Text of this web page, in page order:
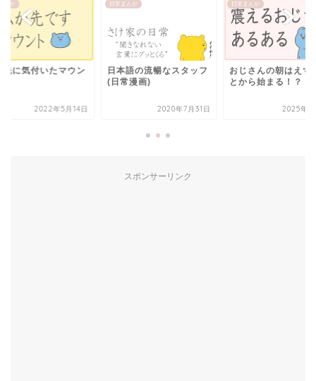
んが
先に気付いたマウン
2022年5月14日
日常まんが
日本語の流暢なスタッフ
(日常漫画)
2020年7月31日
日常まんが
おじさんの朝はえず
とから始まる！？
2025年3
スポンサーリンク